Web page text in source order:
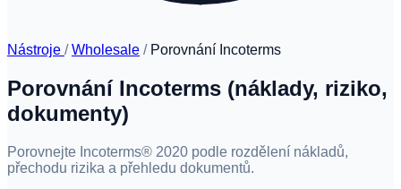
Nástroje / Wholesale / Porovnání Incoterms
Porovnání Incoterms (náklady, riziko,
dokumenty)
Porovnejte Incoterms® 2020 podle rozdělení nákladů,
přechodu rizika a přehledu dokumentů.